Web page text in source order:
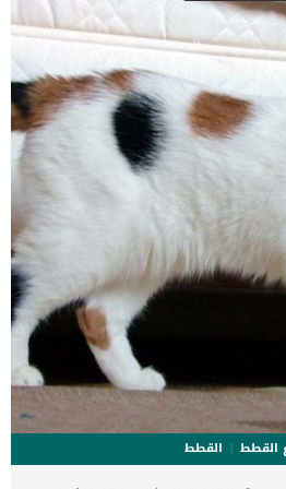
التخدير الكلى.التخدير الكلى يتطلب إجراء
من قدرة الكلب الصحة التي تسمح له
موعد العملية سيطلب منك الطبيب منع
التى تسبق العملية.سيقوم الدكتور
[…]
القطط
القطط